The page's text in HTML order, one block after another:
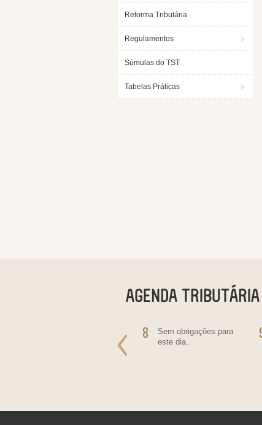
Reforma Tributária
Regulamentos
Súmulas do TST
Tabelas Práticas
8
Sem obrigações para
este dia.